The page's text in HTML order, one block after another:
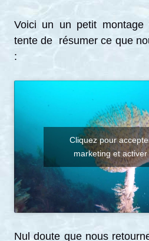
Voici un un petit
tente de résumer ce que
:
Cliquez pour
marketing et
Nul doute que nous